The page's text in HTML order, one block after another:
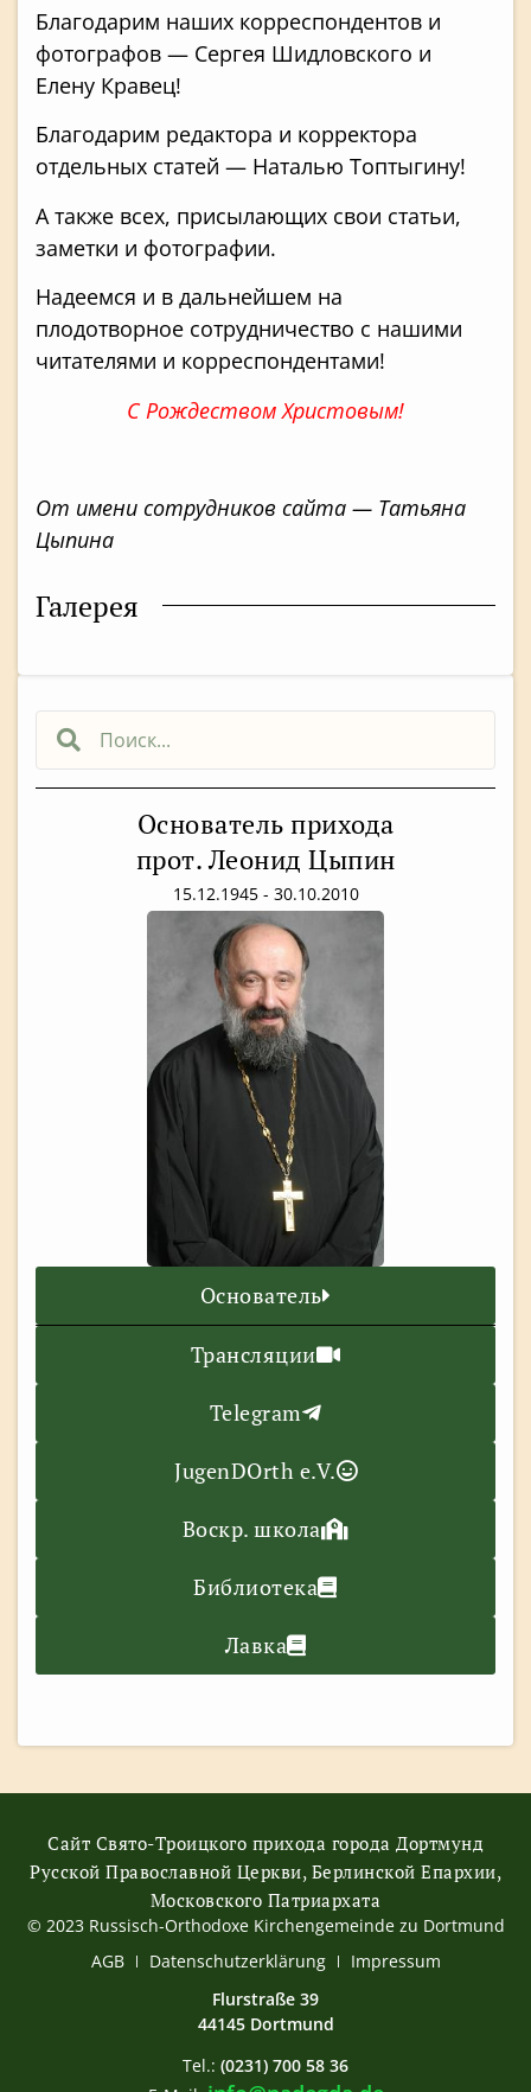
Основатель прихода
прот. Леонид Цыпин
15.12.1945 - 30.10.2010
Основатель
Трансляции
Telegram
JugenDOrth e.V.
Воскр. школа
Библиотека
Лавка
Благодарим наших корреспондентов и
фотографов — Сергея Шидловского и
Елену Кравец!
Благодарим редактора и корректора
отдельных статей — Наталью Топтыгину!
А также всех, присылающих свои статьи,
заметки и фотографии.
Надеемся и в дальнейшем на
плодотворное сотрудничество с нашими
читателями и корреспондентами!
С Рождеством Христовым!
От имени сотрудников сайта — Татьяна
Цыпина
Галерея
Сайт Свято-Троицкого прихода города Дортмунд
Русской Православной Церкви, Берлинской Епархии,
Московского Патриархата
© 2023 Russisch-Orthodoxe Kirchengemeinde zu Dortmund
АGB
Datenschutzerklärung
Impressum
Flurstraße 39
44145 Dortmund
Tel.: (0231) 700 58 36